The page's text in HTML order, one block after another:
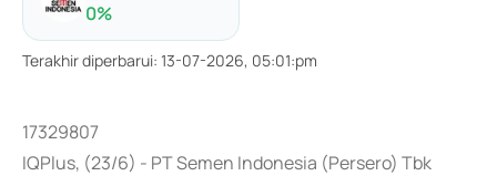
0%
Terakhir diperbarui: 13-07-2026, 05:01:pm
17329807
IQPlus, (23/6) - PT Semen Indonesia (Persero) Tbk